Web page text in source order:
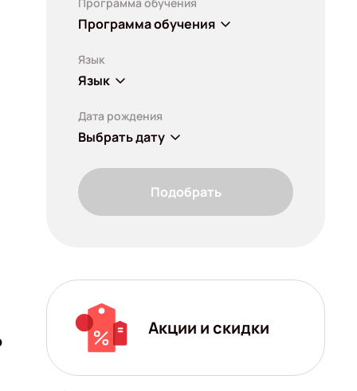
Программа обучения
Язык
Язык
Дата рождения
Выбрать дату
Подобрать
Акции и скидки